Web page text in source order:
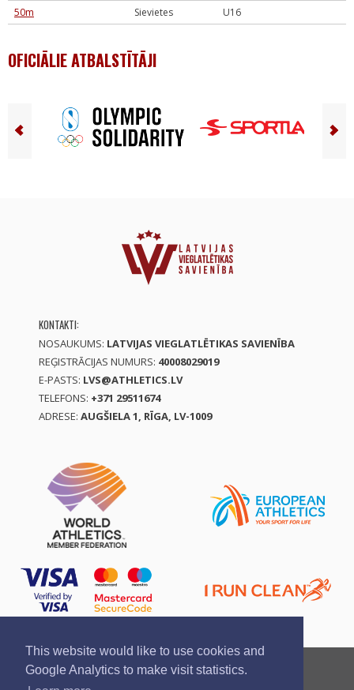
This website would like to use cookies and
Google Analytics to make visit statistics.
50m
Sievietes U16
OFICIĀLIE ATBALSTĪTĀJI
KONTAKTI:
NOSAUKUMS: LATVIJAS VIEGLATLĒTIKAS SAVIENĪBA
REĢISTRĀCIJAS NUMURS: 40008029019
E-PASTS: LVS@ATHLETICS.LV
TELEFONS: +371 29511674
ADRESE: AUGŠIELA 1, RĪGA, LV-1009
Ziņo par pārkāpumu
Privātuma politika
Pirkšanas un atgriešanas noteikumi